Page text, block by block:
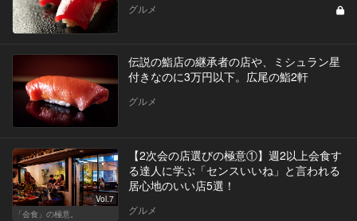
グルメ
伝説の鮨店の継承者の店や、ミシュラン星
付きなのに3万円以下。広尾の鮨2軒
グルメ
Vol.7
「会食」の極意。
【2次会の店選びの極意①】週2以上会食す
る達人に学ぶ「センスいいね」と言われる
居心地のいい店5選！
グルメ